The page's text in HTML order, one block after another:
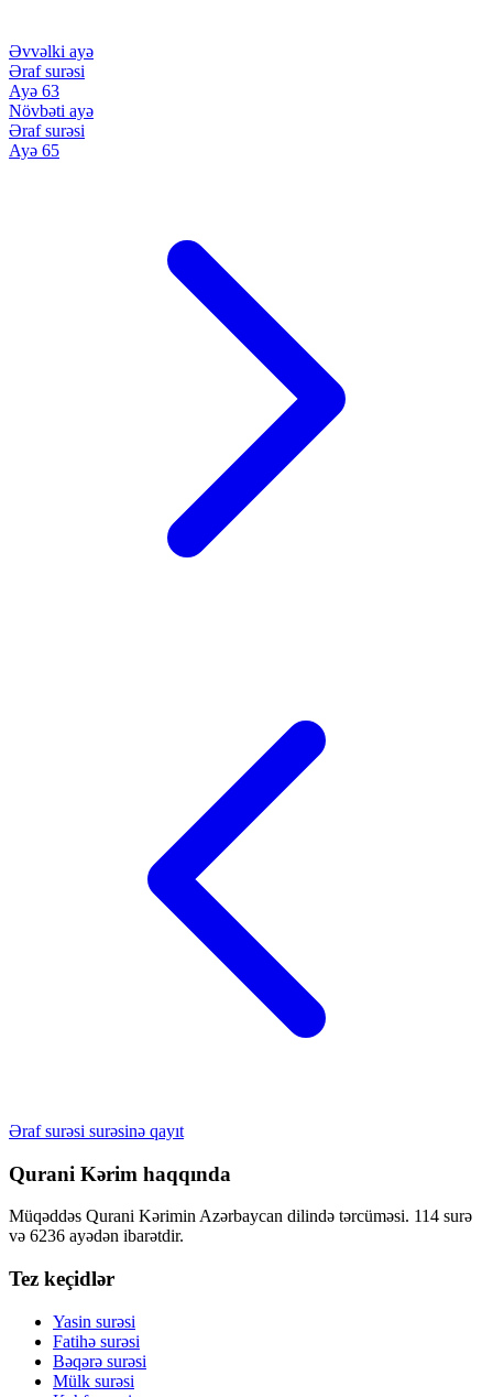
Əvvəlki ayə
Əraf surəsi
Ayə 63
Növbəti ayə
Əraf surəsi
Ayə 65
Əraf surəsi surəsinə qayıt
Qurani Kərim haqqında
Müqəddəs Qurani Kərimin Azərbaycan dilində tərcüməsi. 114 surə
və 6236 ayədən ibarətdir.
Tez keçidlər
Yasin surəsi
Fatihə surəsi
Bəqərə surəsi
Mülk surəsi